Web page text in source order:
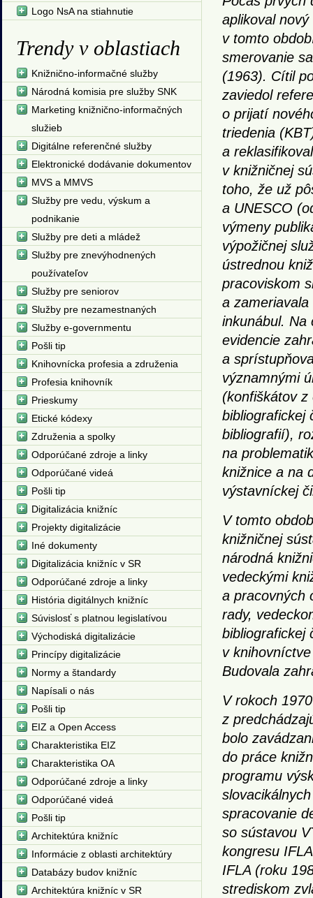
aplikoval
v tomto
smerovanie
(1963). Cítil
zaviedol
o prijatí
triedenia
a
v knižničnej
toho, že už
a UNESCO
výmeny
výpožičnej
ústrednou
pracoviskom
a
inkunábul. Na
evidencie
a
významnými
(konfiškátov
bibliografickej
bibliografií),
na
knižnice a na
výstavníckej
V tomto
knižničnej
národná
vedeckými
a pracovných
rady,
bibliografickej
v
Budovala
V rokoch
z
bolo
do práce
programu
spracovanie
so sústavou
kongresu
IFLA (roku
strediskom
Logo NsA na stiahnutie
Trendy v oblastiach
Knižnično-informačné služby
Národná komisia pre služby SNK
Marketing knižnično-informačných
služieb
Digitálne referenčné služby
Elektronické dodávanie dokumentov
MVS a MMVS
Služby pre vedu, výskum a
podnikanie
Služby pre deti a mládež
Služby pre znevýhodnených
používateľov
Služby pre seniorov
Služby pre nezamestnaných
Služby e-governmentu
Pošli tip
Knihovnícka profesia a združenia
Profesia knihovník
Prieskumy
Etické kódexy
Združenia a spolky
Odporúčané zdroje a linky
Odporúčané videá
Pošli tip
Digitalizácia knižníc
Projekty digitalizácie
Iné dokumenty
Digitalizácia knižníc v SR
Odporúčané zdroje a linky
História digitálnych knižníc
Súvislosť s platnou legislatívou
Východiská digitalizácie
Princípy digitalizácie
Normy a štandardy
Napísali o nás
Pošli tip
EIZ a Open Access
Charakteristika EIZ
Charakteristika OA
Odporúčané zdroje a linky
Odporúčané videá
Pošli tip
Architektúra knižníc
Informácie z oblasti architektúry
Databázy budov knižníc
Architektúra knižníc v SR